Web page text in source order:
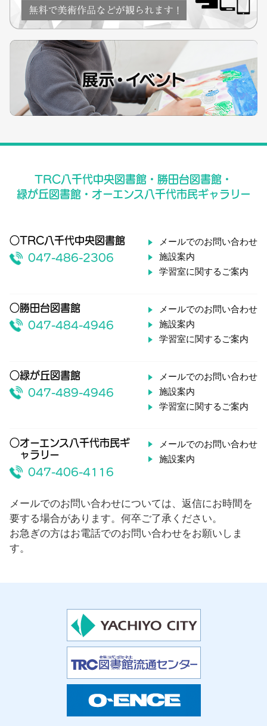
TRC八千代中央図書館・勝田台図書館・
緑が丘図書館・オーエンス八千代市民ギャラリー
○TRC八千代中央図書館
047-486-2306
メールでのお問い合わせ
施設案内
学習室に関するご案内
○勝田台図書館
047-484-4946
メールでのお問い合わせ
施設案内
学習室に関するご案内
○緑が丘図書館
047-489-4946
メールでのお問い合わせ
施設案内
学習室に関するご案内
○オーエンス八千代市民ギ
ャラリー
047-406-4116
メールでのお問い合わせ
施設案内
メールでのお問い合わせについては、返信にお時間を
要する場合があります。何卒ご了承ください。
お急ぎの方はお電話でのお問い合わせをお願いしま
す。